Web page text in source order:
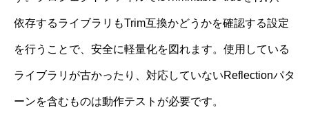
依存するライブラリもTrim互換かどうかを確認する設定
を行うことで、安全に軽量化を図れます。使用している
ライブラリが古かったり、対応していないReflectionパタ
ーンを含むものは動作テストが必要です。